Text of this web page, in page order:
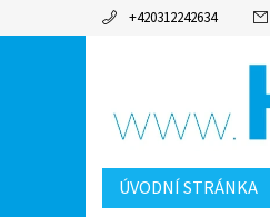
+420312242634
ÚVODNÍ STRÁNKA